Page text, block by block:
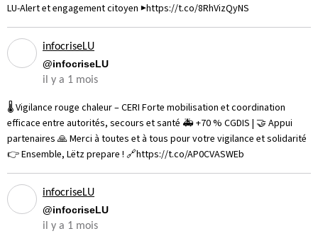
LU-Alert et engagement citoyen ▶️https://t.co/8RhVizQyNS
infocriseLU
@infocriseLU
il y a 1 mois
🌡️ Vigilance rouge chaleur – CERI Forte mobilisation et coordination
efficace entre autorités, secours et santé 🚑 +70 % CGDIS | 🤝 Appui
partenaires 🙏 Merci à toutes et à tous pour votre vigilance et solidarité
👉 Ensemble, Lëtz prepare ! 🔗https://t.co/AP0CVASWEb
infocriseLU
@infocriseLU
il y a 1 mois